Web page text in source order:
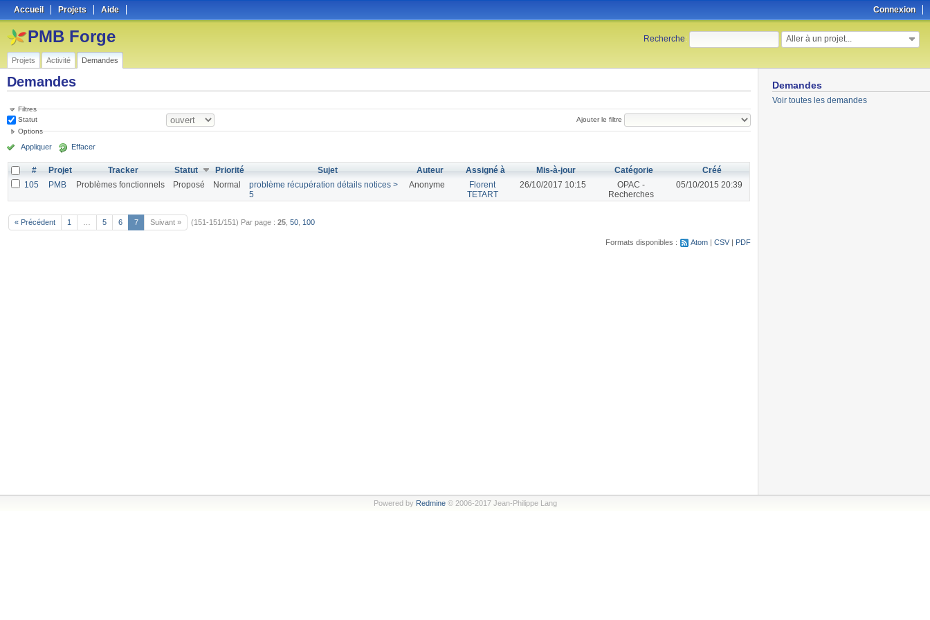
Connexion
Accueil Projets Aide
Recherche: Aller à un projet...
PMB Forge
Projets Activité Demandes
Demandes
Voir toutes les demandes
Demandes
Filtres
Statut
Ajouter le filtre
Options
Appliquer Effacer
# Projet Tracker Statut Priorité Sujet Auteur Assigné à Mis-à-jour Catégorie
Créé
105
PMB Problèmes fonctionnels Proposé Normal
problème récupération détails notices >
5
Anonyme
Florent
TETART
26/10/2017 10:15
OPAC -
Recherches
05/10/2015 20:39
« Précédent 1 5 6 7 Suivant » (151-151/151) Par page : 25 50 100
Formats disponibles : Atom CSV PDF
Powered by Redmine© 2006-2017 Jean-Philippe Lang